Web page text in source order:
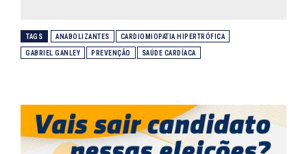
TAGS ANABOLIZANTES CARDIOMIOPATIA HIPERTRÓFICA
GABRIEL GANLEY PREVENÇÃO SAÚDE CARDÍACA